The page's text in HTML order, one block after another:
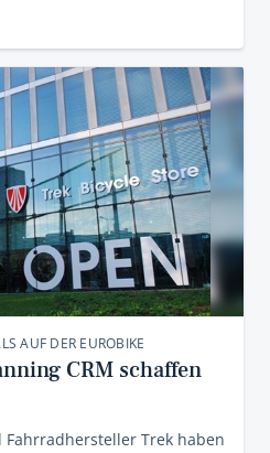
AUF DER EUROBIKE
CRM schaffen
Fahrradhersteller Trek haben